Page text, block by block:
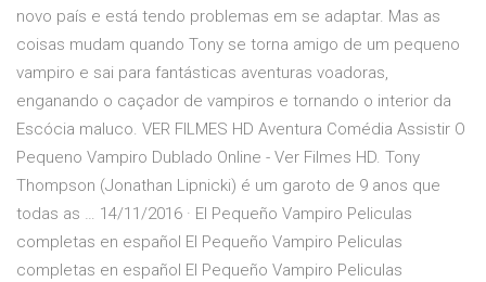
novo país e está tendo problemas em se adaptar. Mas as
coisas mudam quando Tony se torna amigo de um pequeno
vampiro e sai para fantásticas aventuras voadoras,
enganando o caçador de vampiros e tornando o interior da
Escócia maluco. VER FILMES HD Aventura Comédia Assistir O
Pequeno Vampiro Dublado Online - Ver Filmes HD. Tony
Thompson (Jonathan Lipnicki) é um garoto de 9 anos que
todas as … 14/11/2016 · El Pequeño Vampiro Peliculas
completas en español El Pequeño Vampiro Peliculas
completas en español El Pequeño Vampiro Peliculas